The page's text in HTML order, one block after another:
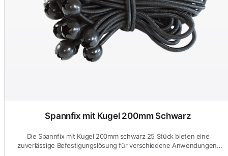
Spannfix mit Kugel 200mm Schwarz
Die Spannfix mit Kugel 200mm schwarz 25 Stück bieten eine
zuverlässige Befestigungslösung für verschiedene Anwendungen.